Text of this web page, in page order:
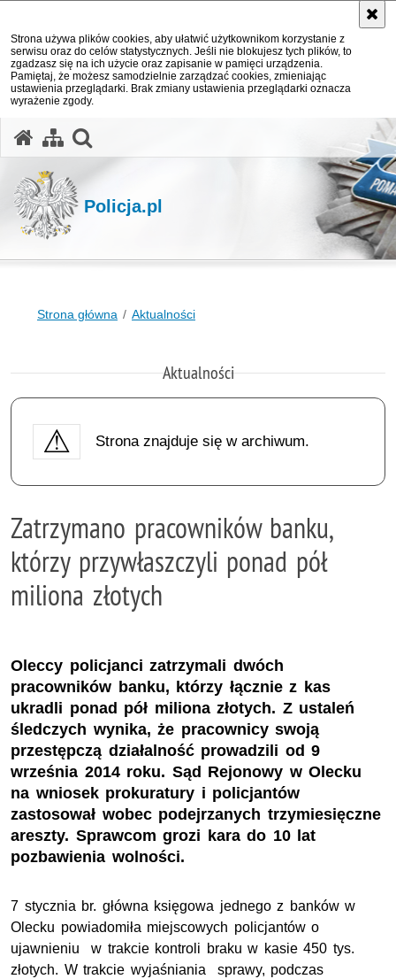
Strona używa plików cookies, aby ułatwić użytkownikom korzystanie z
serwisu oraz do celów statystycznych. Jeśli nie blokujesz tych plików, to
zgadzasz się na ich użycie oraz zapisanie w pamięci urządzenia.
Pamiętaj, że możesz samodzielnie zarządzać cookies, zmieniając
ustawienia przeglądarki. Brak zmiany ustawienia przeglądarki oznacza
wyrażenie zgody.
Policja.pl
Strona główna Aktualności
Aktualności
Strona znajduje się w archiwum.
Zatrzymano pracowników banku,
którzy przywłaszczyli ponad pół
miliona złotych
Oleccy policjanci zatrzymali dwóch
pracowników banku, którzy łącznie z kas
ukradli ponad pół miliona złotych. Z ustaleń
śledczych wynika, że pracownicy swoją
przestępczą działalność prowadzili od 9
września 2014 roku. Sąd Rejonowy w Olecku
na wniosek prokuratury i policjantów
zastosował wobec podejrzanych trzymiesięczne
areszty. Sprawcom grozi kara do 10 lat
pozbawienia wolności.
7 stycznia br. główna księgowa jednego z banków w
Olecku powiadomiła miejscowych policjantów o
ujawnieniu w trakcie kontroli braku w kasie 450 tys.
złotych. W trakcie wyjaśniania sprawy, podczas